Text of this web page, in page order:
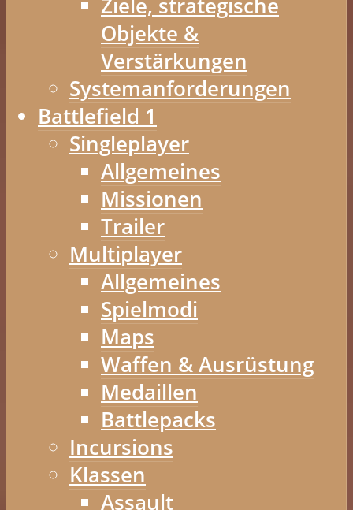
Ziele, strategische
Objekte &
Verstärkungen
Systemanforderungen
Battlefield 1
Singleplayer
Allgemeines
Missionen
Trailer
Multiplayer
Allgemeines
Spielmodi
Maps
Waffen & Ausrüstung
Medaillen
Battlepacks
Incursions
Klassen
Assault